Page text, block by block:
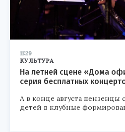
11:29
КУЛЬТУРА
На летней сцене «Дома
серия бесплатных
А в конце августа пензенцы
детей в клубные